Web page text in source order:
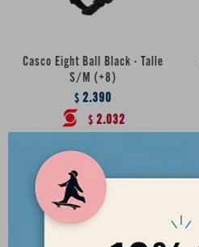
Casco Eight Ball Black - Talle
S/M (+8)
$ 2.390
$ 2.032